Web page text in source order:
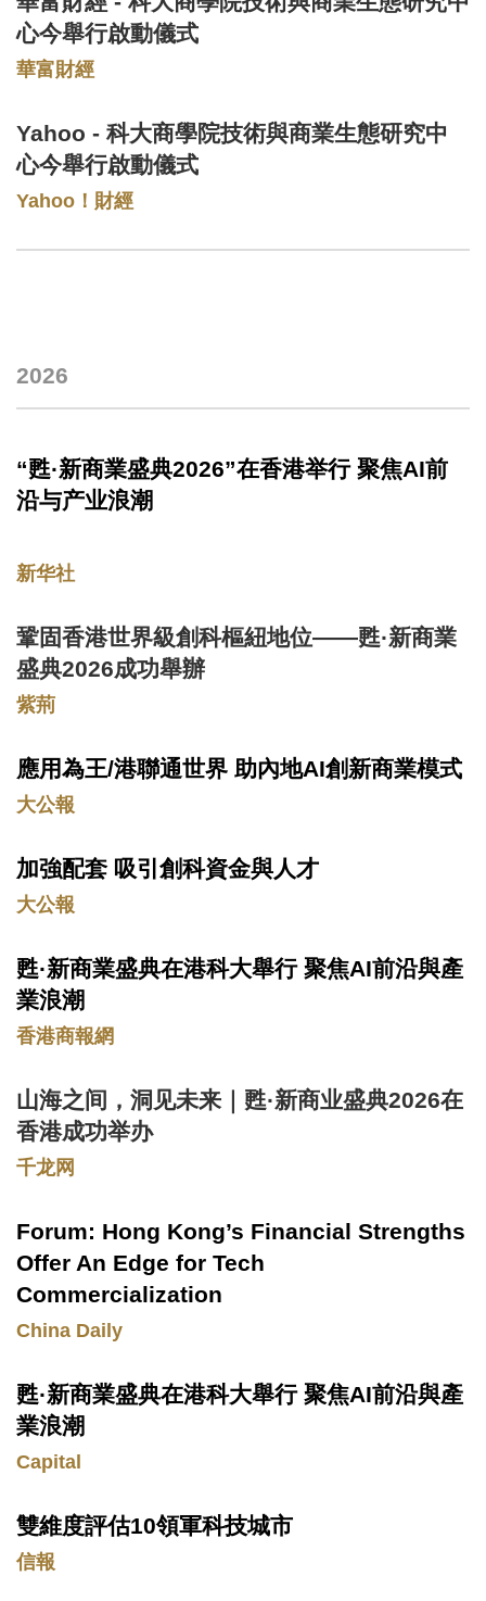
Area
心今舉行啟動儀式
華富財經
Text
Area
Yahoo - 科大商學院技術與商業生態研究中
心今舉行啟動儀式
Yahoo！財經
Text
Area
2026
Text
Area
“甦·新商業盛典2026”在香港举行 聚焦AI前
沿与产业浪潮
新华社
Text
Area
鞏固香港世界級創科樞紐地位——甦·新商業
盛典2026成功舉辦
紫荊
Text
Area
應用為王/港聯通世界 助內地AI創新商業模式
大公報
Text
Area
加強配套 吸引創科資金與人才
大公報
Text
Area
甦·新商業盛典在港科大舉行 聚焦AI前沿與產
業浪潮
香港商報網
Text
Area
山海之间，洞见未来｜甦·新商业盛典2026在
香港成功举办
千龙网
Text
Area
Forum: Hong Kong’s Financial Strengths
Offer An Edge for Tech
Commercialization
China Daily
Text
Area
甦·新商業盛典在港科大舉行 聚焦AI前沿與產
業浪潮
Capital
Text
Area
雙維度評估10領軍科技城市
信報